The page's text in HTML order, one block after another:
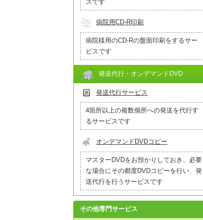
スです
病院用CD-R印刷
病院様用のCD-Rの盤面印刷をするサー
ビスです
発送代行・オンデマンドDVD
発送代行サービス
4箇所以上の複数個所への発送を代行す
るサービスです
オンデマンドDVDコピー
マスターDVDをお預かりしておき、必要
な場合にその都度DVDコピーを行い、発
送代行を行うサービスです
その他専門サービス